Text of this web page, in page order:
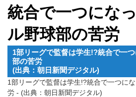
統合で一つにな
ル野球部の苦労
1部リーグで監督は学生!?統合で一
部の苦労
(出典：朝日新聞デジタル)
1部リーグで監督は学生!?統合で一つに
労 - (出典：朝日新聞デジタル)